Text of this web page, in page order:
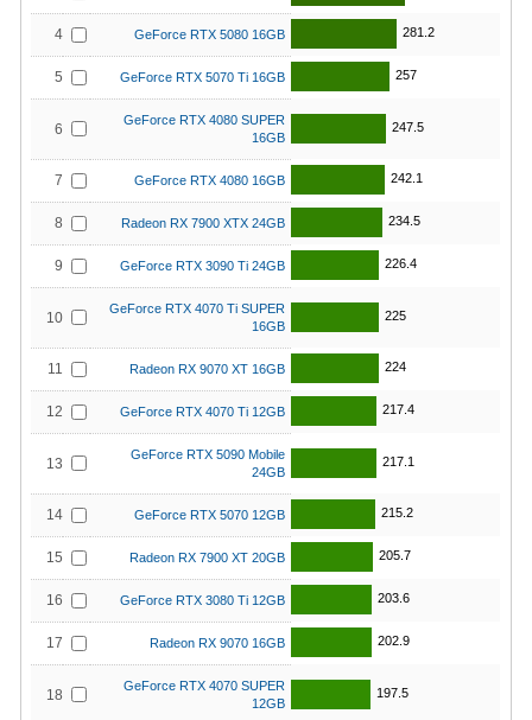
4 GeForce RTX 5080 16GB 281.2
5 GeForce RTX 5070 Ti 16GB 257
6
GeForce RTX 4080 SUPER
16GB
247.5
7 GeForce RTX 4080 16GB 242.1
8 Radeon RX 7900 XTX 24GB 234.5
9 GeForce RTX 3090 Ti 24GB 226.4
10
GeForce RTX 4070 Ti SUPER
16GB
225
11 Radeon RX 9070 XT 16GB 224
12 GeForce RTX 4070 Ti 12GB 217.4
13
GeForce RTX 5090 Mobile
24GB
217.1
14 GeForce RTX 5070 12GB 215.2
15 Radeon RX 7900 XT 20GB 205.7
16 GeForce RTX 3080 Ti 12GB 203.6
17 Radeon RX 9070 16GB 202.9
18
GeForce RTX 4070 SUPER
12GB
197.5